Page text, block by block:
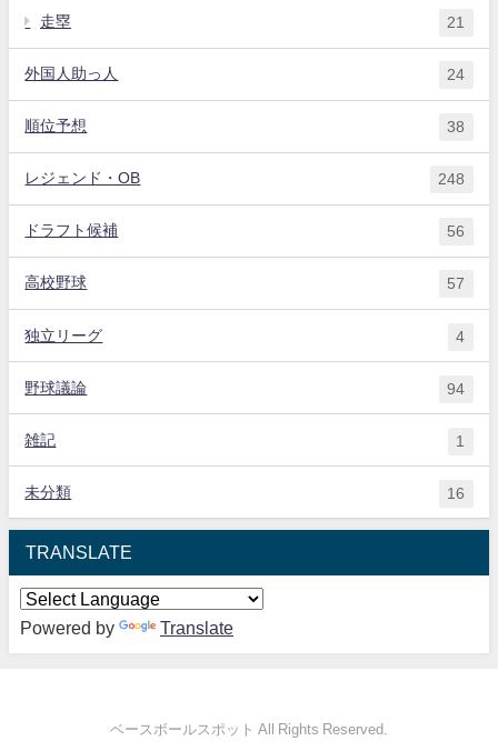
走塁 21
外国人助っ人 24
順位予想 38
レジェンド・OB 248
ドラフト候補 56
高校野球 57
独立リーグ 4
野球議論 94
雑記 1
未分類 16
TRANSLATE
Powered by Translate
ベースボールスポット All Rights Reserved.